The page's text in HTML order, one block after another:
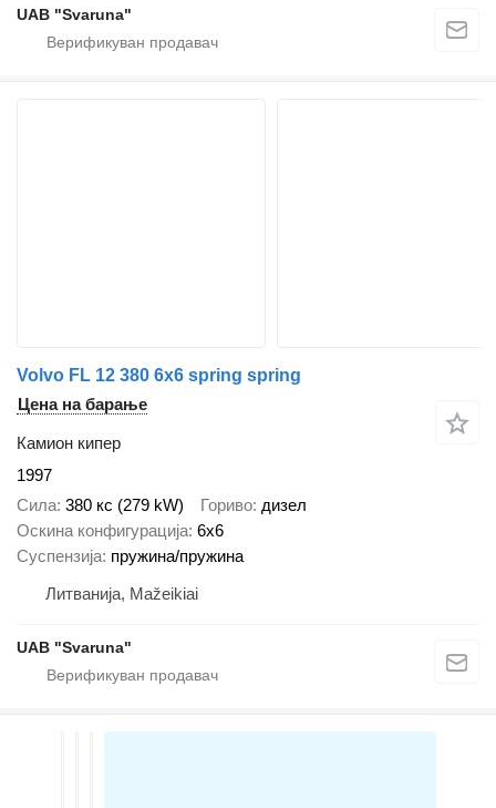
UAB "Svaruna"
Volvo FL 12 380 6x6 spring spring
Цена на барање
Камион кипер
1997
Сила 380 кс (279 kW) Гориво дизел
Оскина конфигурација 6x6
Суспензија пружина/пружина
Литванија, Mažeikiai
UAB "Svaruna"